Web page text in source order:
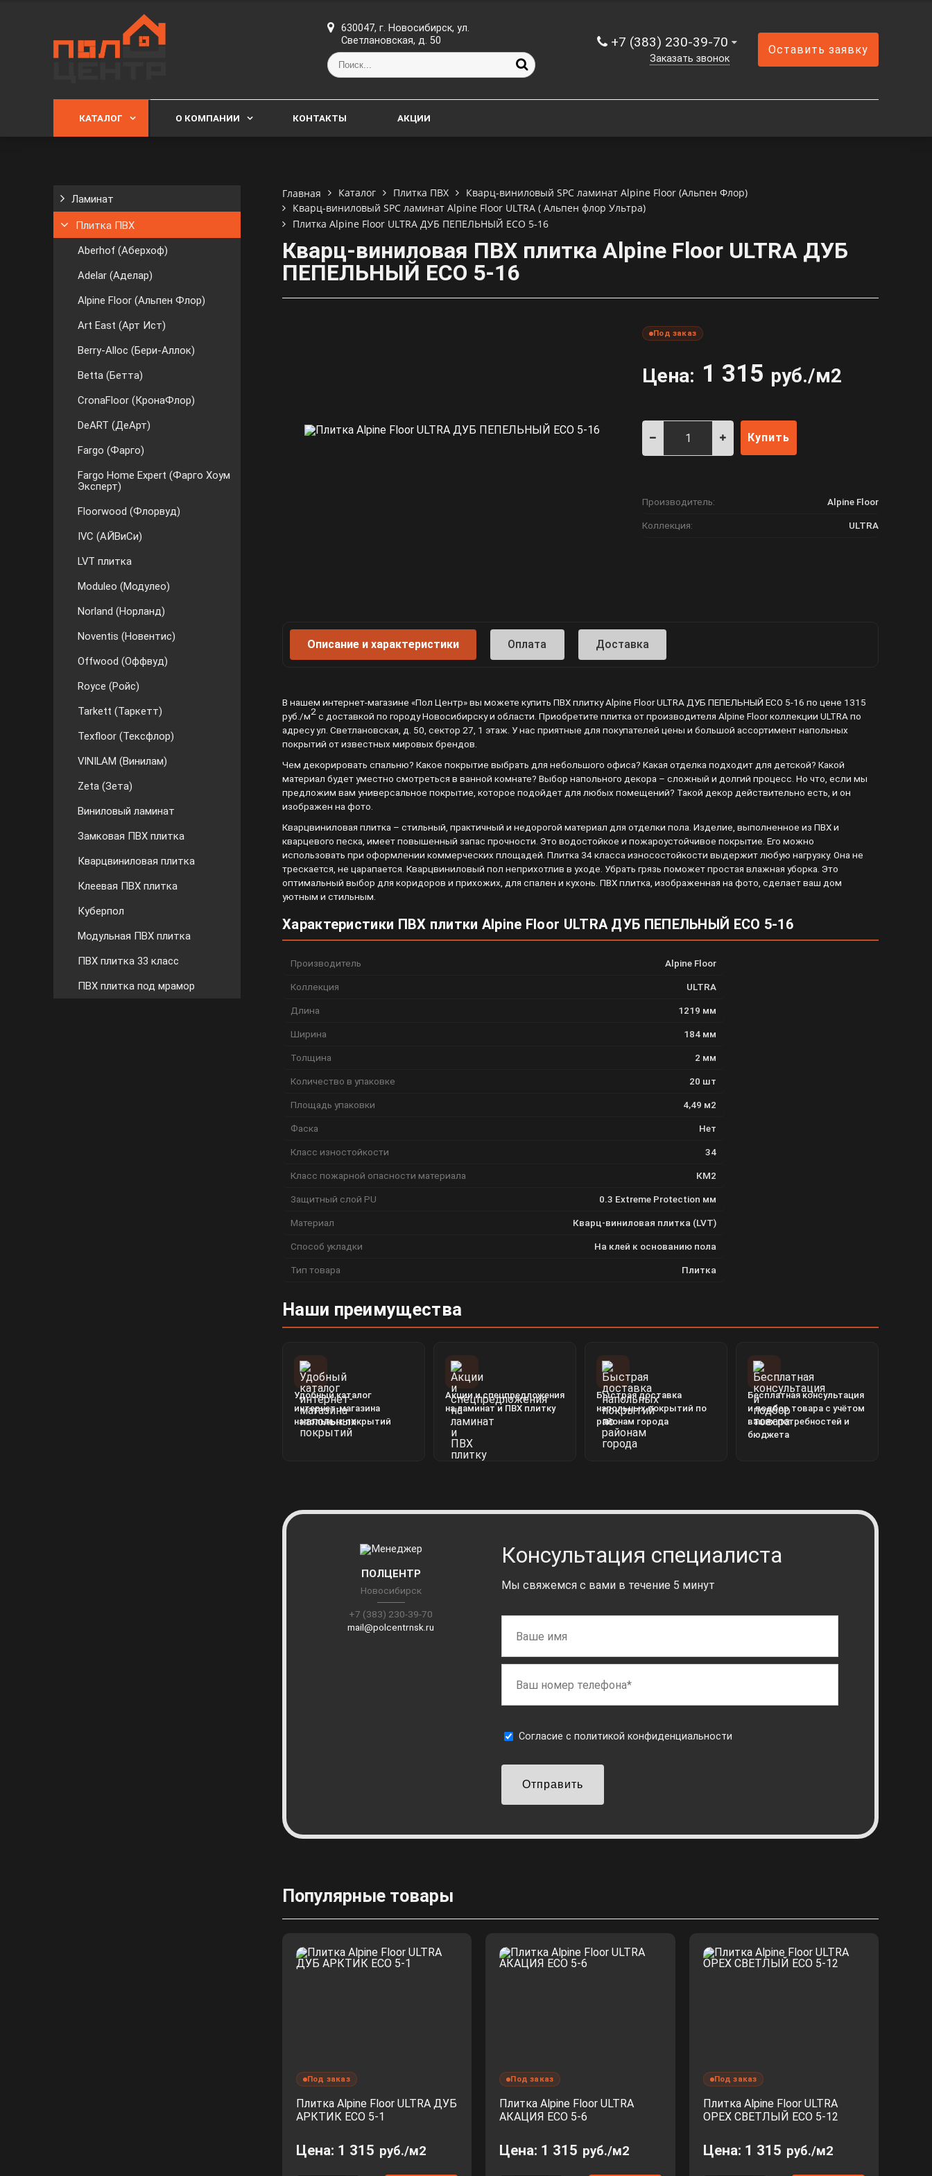
630047, г. Новосибирск, ул.
Светлановская, д. 50
+7 (383) 230-39-70
Заказать звонок
Оставить заявку
КАТАЛОГ О КОМПАНИИ КОНТАКТЫ АКЦИИ
Ламинат
Плитка ПВХ
Aberhof (Аберхоф)
Adelar (Аделар)
Alpine Floor (Альпен Флор)
Art East (Арт Ист)
Berry-Alloc (Бери-Аллок)
Betta (Бетта)
CronaFloor (КронаФлор)
DeART (ДеАрт)
Fargo (Фарго)
Fargo Home Expert (Фарго Хоум
Эксперт)
Floorwood (Флорвуд)
IVC (АЙВиСи)
LVT плитка
Moduleo (Модулео)
Norland (Норланд)
Noventis (Новентис)
Offwood (Оффвуд)
Royce (Ройс)
Tarkett (Таркетт)
Texfloor (Тексфлор)
VINILAM (Винилам)
Zeta (Зета)
Виниловый ламинат
Замковая ПВХ плитка
Кварцвиниловая плитка
Клеевая ПВХ плитка
Куберпол
Модульная ПВХ плитка
ПВХ плитка 33 класс
ПВХ плитка под мрамор
Главная Каталог Плитка ПВХ
Кварц-виниловый SPC ламинат Alpine Floor (Альпен Флор)
Кварц-виниловый SPC ламинат Alpine Floor ULTRA ( Альпен флор Ультра)
Плитка Alpine Floor ULTRA ДУБ ПЕПЕЛЬНЫЙ ECO 5-16
Кварц-виниловая ПВХ плитка Alpine Floor ULTRA ДУБ
ПЕПЕЛЬНЫЙ ECO 5-16
Под заказ
Цена: 1 315 руб./м2
Купить
Производитель: Alpine Floor
Коллекция: ULTRA
Описание и характеристики Оплата Доставка
В нашем интернет-магазине «Пол Центр» вы можете купить ПВХ плитку Alpine Floor ULTRA ДУБ ПЕПЕЛЬНЫЙ ECO 5-16 по цене 1315
руб./м2с доставкой по городу Новосибирску и области. Приобретите плитка от производителя Alpine Floor коллекции ULTRA по
адресу ул. Светлановская, д. 50, сектор 27, 1 этаж. У нас приятные для покупателей цены и большой ассортимент напольных
покрытий от известных мировых брендов.
Чем декорировать спальню? Какое покрытие выбрать для небольшого офиса? Какая отделка подходит для детской? Какой
материал будет уместно смотреться в ванной комнате? Выбор напольного декора – сложный и долгий процесс. Но что, если мы
предложим вам универсальное покрытие, которое подойдет для любых помещений? Такой декор действительно есть, и он
изображен на фото.
Кварцвиниловая плитка – стильный, практичный и недорогой материал для отделки пола. Изделие, выполненное из ПВХ и
кварцевого песка, имеет повышенный запас прочности. Это водостойкое и пожароустойчивое покрытие. Его можно
использовать при оформлении коммерческих площадей. Плитка 34 класса износостойкости выдержит любую нагрузку. Она не
трескается, не царапается. Кварцвиниловый пол неприхотлив в уходе. Убрать грязь поможет простая влажная уборка. Это
оптимальный выбор для коридоров и прихожих, для спален и кухонь. ПВХ плитка, изображенная на фото, сделает ваш дом
уютным и стильным.
Характеристики ПВХ плитки Alpine Floor ULTRA ДУБ ПЕПЕЛЬНЫЙ ECO 5-16
Производитель Alpine Floor
Коллекция ULTRA
Длина 1219 мм
Ширина 184 мм
Толщина 2 мм
Количество в упаковке 20 шт
Площадь упаковки 4,49 м2
Фаска Нет
Класс изностойкости 34
Класс пожарной опасности материала КМ2
Защитный слой PU 0.3 Extreme Protection мм
Материал Кварц-виниловая плитка (LVT)
Способ укладки На клей к основанию пола
Тип товара Плитка
Наши преимущества
Удобный каталог
интернет-магазина
напольных покрытий
Акции и спецпредложения
на ламинат и ПВХ плитку
Быстрая доставка
напольных покрытий по
районам города
Бесплатная консультация
и подбор товара с учётом
ваших потребностей и
бюджета
ПОЛЦЕНТР
Новосибирск
+7 (383) 230-39-70
mail@polcentrnsk.ru
Консультация специалиста
Мы свяжемся с вами в течение 5 минут
Cогласие с политикой конфиденциальности
Отправить
Популярные товары
Под заказ
Плитка Alpine Floor ULTRA ДУБ
АРКТИК ЕСО 5-1
Цена: 1 315 руб./м2
Под заказ
Плитка Alpine Floor ULTRA
АКАЦИЯ ЕСО 5-6
Цена: 1 315 руб./м2
Под заказ
Плитка Alpine Floor ULTRA
ОРЕХ СВЕТЛЫЙ ECO 5-12
Цена: 1 315 руб./м2